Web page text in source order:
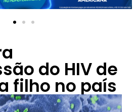
do HIV de
filho no país